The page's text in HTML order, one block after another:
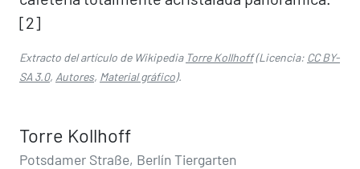
[2]​
Extracto del artículo de Wikipedia Torre Kollhoff(Licencia: CC BY-
SA 3.0, Autores, Material gráfico).
Torre Kollhoff
Potsdamer Straße, Berlín Tiergarten